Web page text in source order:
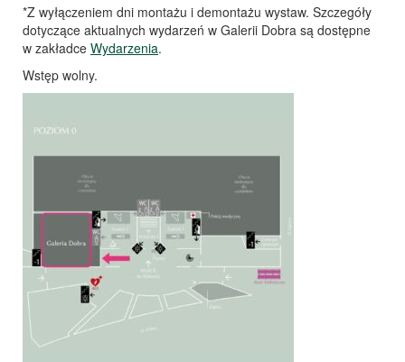
*Z wyłączeniem dni montażu i demontażu wystaw. Szczegóły
dotyczące aktualnych wydarzeń w Galerii Dobra są dostępne
w zakładce Wydarzenia.
Wstęp wolny.